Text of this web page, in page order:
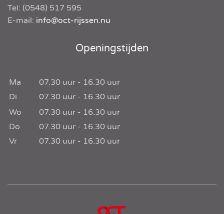
Tel: (0548) 517 595
E-mail: info@oct-rijssen.nu
Openingstijden
Ma 07.30 uur - 16.30 uur
Di
07.30 uur - 16.30 uur
Wo
07.30 uur - 16.30 uur
Do
07.30 uur - 16.30 uur
Vr
07.30 uur - 16.30 uur